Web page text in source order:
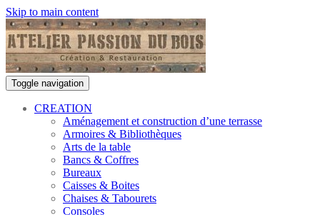
Skip to main content
Toggle navigation
CREATION
Aménagement et construction d’une terrasse
Armoires & Bibliothèques
Arts de la table
Bancs & Coffres
Bureaux
Caisses & Boites
Chaises & Tabourets
Consoles